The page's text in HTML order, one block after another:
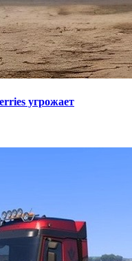
угрожает